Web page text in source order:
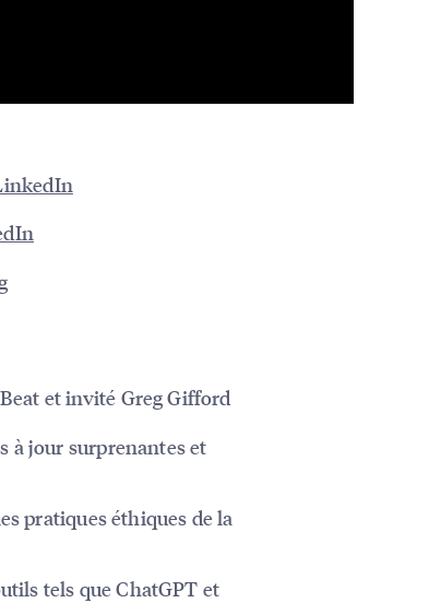
et invité Greg Gifford
à jour surprenantes et
pratiques éthiques de la
tels que ChatGPT et